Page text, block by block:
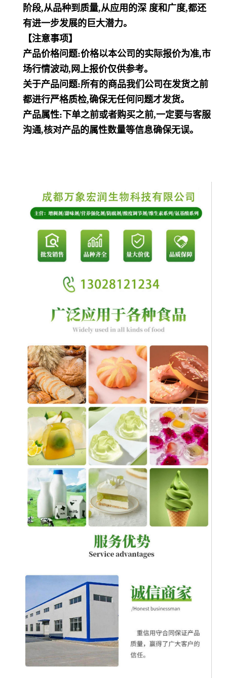
阶段,从品种到质量,从应用的深 度和广度,都还
有进一步发展的巨大潜力。
【注意事项】
产品价格问题:价格以本公司的实际报价为准,市
场行情波动,网上报价仅供参考。
关于产品问题:所有的商品我们公司在发货之前
都进行严格质检,确保无任何问题才发货。
产品属性:下单之前或者购买之前,一定要与客服
沟通,核对产品的属性数量等信息确保无误。